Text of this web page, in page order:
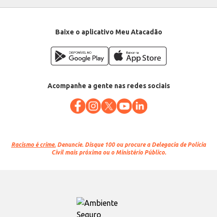
Baixe o aplicativo Meu Atacadão
Acompanhe a gente nas redes sociais
Racismo é crime. Denuncie. Disque 100 ou procure a Delegacia de Polícia
Civil mais próxima ou o Ministério Público.